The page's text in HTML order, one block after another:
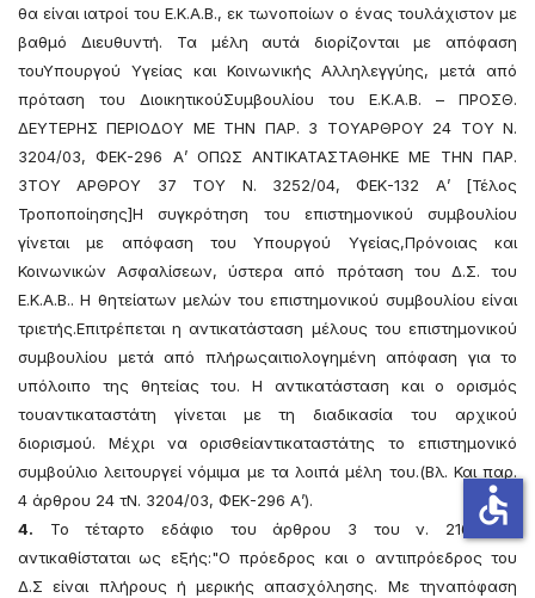
θα είναι ιατροί του Ε.Κ.Α.Β., εκ τωνοποίων ο ένας τουλάχιστον με
βαθμό Διευθυντή. Τα μέλη αυτά διορίζονται με απόφαση
τουΥπουργού Υγείας και Κοινωνικής Αλληλεγγύης, μετά από
πρόταση του ΔιοικητικούΣυμβουλίου του Ε.Κ.Α.Β. – ΠΡΟΣΘ.
ΔΕΥΤΕΡΗΣ ΠΕΡΙΟΔΟΥ ΜΕ ΤΗΝ ΠΑΡ. 3 ΤΟΥΑΡΘΡΟΥ 24 ΤΟΥ Ν.
3204/03, ΦΕΚ-296 Α’ ΟΠΩΣ ΑΝΤΙΚΑΤΑΣΤΑΘΗΚΕ ΜΕ ΤΗΝ ΠΑΡ.
3ΤΟΥ ΑΡΘΡΟΥ 37 ΤΟΥ Ν. 3252/04, ΦΕΚ-132 Α’ [Τέλος
Τροποποίησης]Η συγκρότηση του επιστημονικού συμβουλίου
γίνεται με απόφαση του Υπουργού Υγείας,Πρόνοιας και
Κοινωνικών Ασφαλίσεων, ύστερα από πρόταση του Δ.Σ. του
Ε.Κ.Α.Β.. Η θητείατων μελών του επιστημονικού συμβουλίου είναι
τριετής.Επιτρέπεται η αντικατάσταση μέλους του επιστημονικού
συμβουλίου μετά από πλήρωςαιτιολογημένη απόφαση για το
υπόλοιπο της θητείας του. Η αντικατάσταση και ο ορισμός
τουαντικαταστάτη γίνεται με τη διαδικασία του αρχικού
διορισμού. Μέχρι να ορισθείαντικαταστάτης το επιστημονικό
συμβούλιο λειτουργεί νόμιμα με τα λοιπά μέλη του.(Βλ. Και παρ.
4 άρθρου 24 τΝ. 3204/03, ΦΕΚ-296 Α’).
4. Το τέταρτο εδάφιο του άρθρου 3 του ν. 2161/1993
αντικαθίσταται ως εξής:"Ο πρόεδρος και ο αντιπρόεδρος του
Δ.Σ είναι πλήρους ή μερικής απασχόλησης. Με τηναπόφαση
accessible